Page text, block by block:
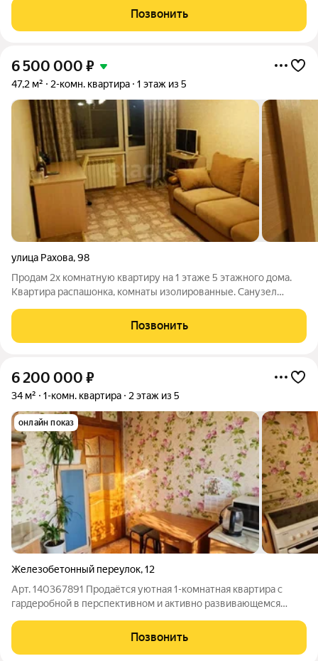
Сделан косметический ремонт (свежие обои, ровный пол). Вся
необходимая мебель (шкаф,
Позвонить
6 500 000 ₽
47,2 м² 2-комн. квартира 1 этаж из 5
улица Рахова,98
Продам 2х комнатную квартиру на 1 этаже 5 этажного дома.
Квартира распашонка, комнаты изолированные. Санузел
балкон, застеклён. В шаговой доступности школа, детский сад,
городской пляж. Двор с
Позвонить
6 200 000 ₽
34 м² 1-комн. квартира 2 этаж из 5
онлайн показ
Железобетонный переулок,12
Арт. 140367891 Продаётся уютная 1-комнатная квартира с
гардеробной в перспективном и активно развивающемся
Данную квартиру можно приобрести в ипотеку по
специальной субсидированной ставке 12,25%!
Позвонить